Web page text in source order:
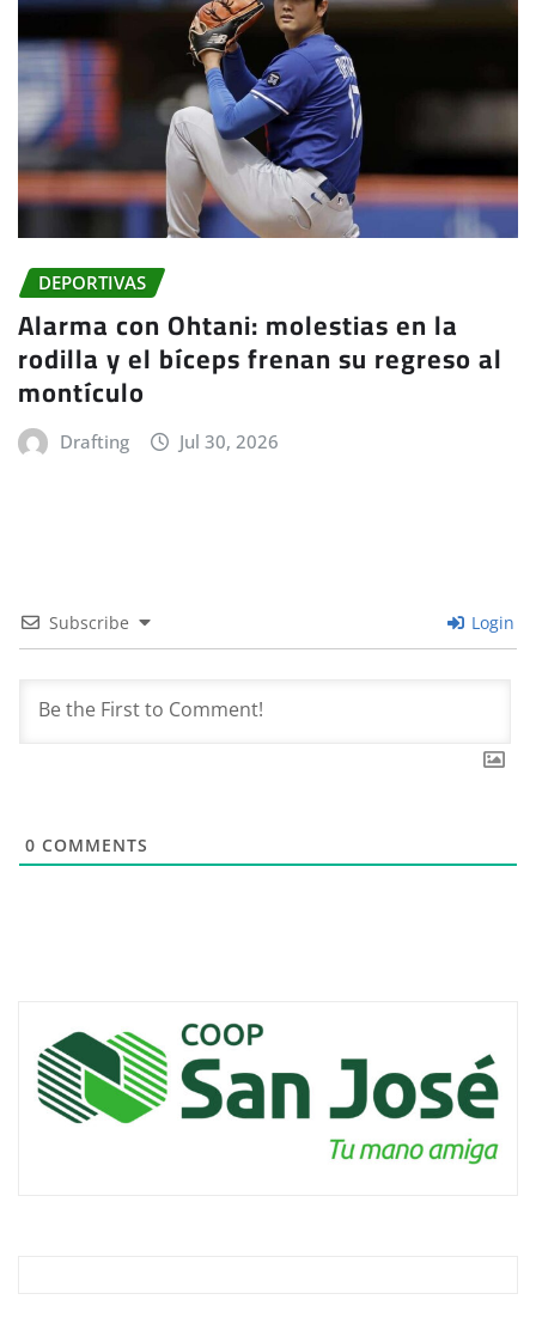
DEPORTIVAS
Alarma con Ohtani: molestias en la
rodilla y el bíceps frenan su regreso al
montículo
Drafting Jul 30, 2026
Subscribe Login
0 COMMENTS